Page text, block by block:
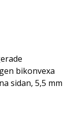
bikonvexa
sidan, 5,5 mm